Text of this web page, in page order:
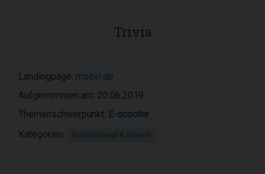
Trivia
Landingpage: moovi.de
Aufgenommen am: 20.06.2019
Themenschwerpunkt: E-scooter
Kategorien:
Kraftfahrzeuge & Zubehör